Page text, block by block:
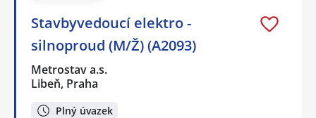
Stavbyvedoucí elektro -
silnoproud (M/Ž) (A2093)
Metrostav a.s.
Libeň, Praha
Plný úvazek